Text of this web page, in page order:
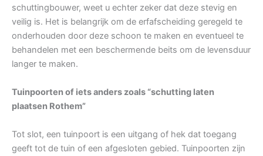
schuttingbouwer, weet u echter zeker dat deze stevig en
veilig is. Het is belangrijk om de erfafscheiding geregeld te
onderhouden door deze schoon te maken en eventueel te
behandelen met een beschermende beits om de levensduur
langer te maken.
Tuinpoorten of iets anders zoals “schutting laten
plaatsen Rothem”
Tot slot, een tuinpoort is een uitgang of hek dat toegang
geeft tot de tuin of een afgesloten gebied. Tuinpoorten zijn